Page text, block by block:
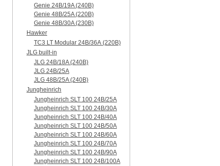
Genie 24B/19A (240B)
Genie 48B/25A (220B)
Genie 48B/30A (230B)
Hawker
TC3 LT Modular 24В/36А (220B)
JLG built-in
JLG 24B/18A (240B)
JLG 24B/25A
JLG 48B/25A (240B)
Jungheinrich
Jungheinrich SLT 100 24B/25A
Jungheinrich SLT 100 24B/30A
Jungheinrich SLT 100 24B/40A
Jungheinrich SLT 100 24B/50A
Jungheinrich SLT 100 24B/60A
Jungheinrich SLT 100 24B/70A
Jungheinrich SLT 100 24B/90A
Jungheinrich SLT 100 24B/100A